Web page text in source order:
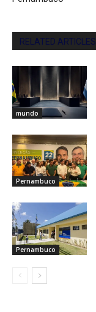
RELATED ARTICLES
mundo
Pernambuco
Pernambuco